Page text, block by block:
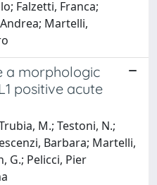
Falzetti, Franca;
Martelli,
a morphologic
positive acute
M.; Testoni, N.;
Barbara; Martelli,
G.; Pelicci, Pier